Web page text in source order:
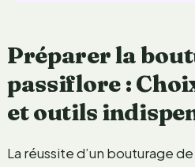
Préparer la
passiflore :
et outils
La réussite d’un bouturage